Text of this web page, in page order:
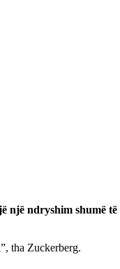
një ndryshim shumë
tha Zuckerberg.